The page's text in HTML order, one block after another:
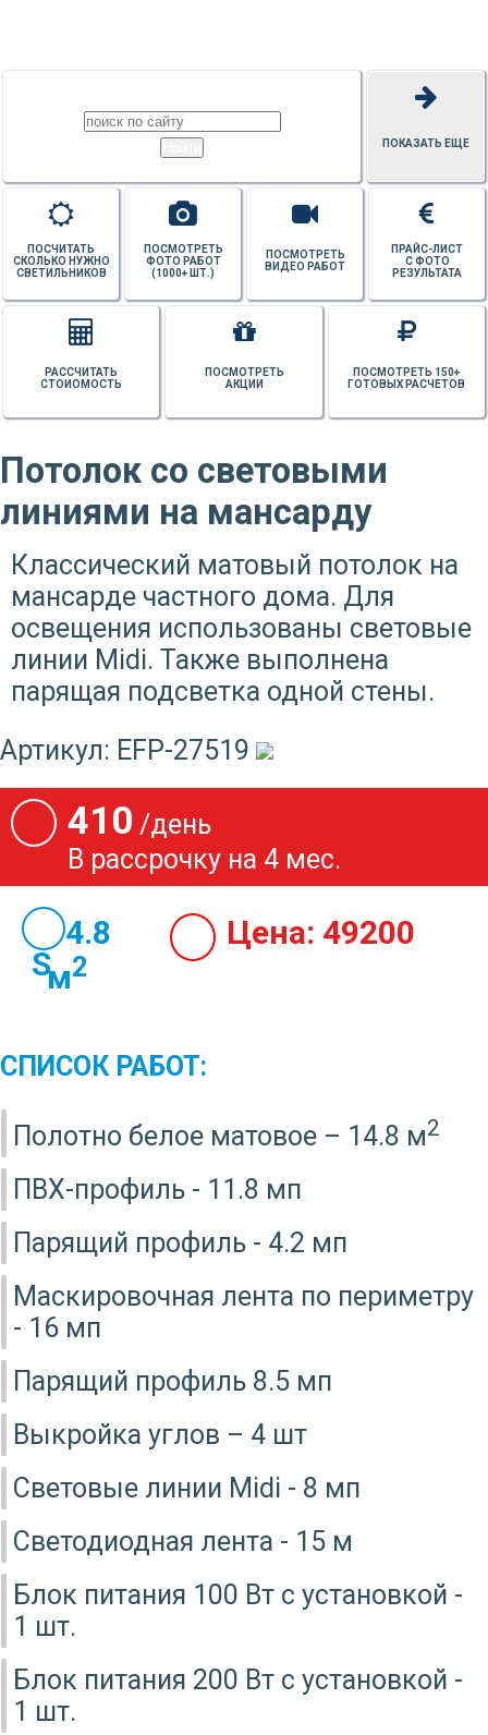
ПОКАЗАТЬ ЕЩЕ
ПРАЙС-ЛИСТ
С ФОТО
РЕЗУЛЬТАТА
ПОСМОТРЕТЬ
ВИДЕО РАБОТ
ПОСМОТРЕТЬ
ФОТО РАБОТ
(1000+ ШТ.)
ПОСЧИТАТЬ
СКОЛЬКО НУЖНО
СВЕТИЛЬНИКОВ
ПОСМОТРЕТЬ 150+
ГОТОВЫХ РАСЧЕТОВ
ПОСМОТРЕТЬ
АКЦИИ
РАССЧИТАТЬ
СТОИОМОСТЬ
Потолок со световыми
линиями на мансарду
Классический матовый потолок на
мансарде частного дома. Для
освещения использованы световые
линии Midi. Также выполнена
парящая подсветка одной стены.
Артикул: EFP-27519
410 /день
В рассрочку на 4 мес.
14.8
м2
Цена: 49200
СПИСОК РАБОТ:
Полотно белое матовое – 14.8 м2
ПВХ-профиль - 11.8 мп
Парящий профиль - 4.2 мп
Маскировочная лента по периметру
- 16 мп
Парящий профиль 8.5 мп
Выкройка углов – 4 шт
Световые линии Midi - 8 мп
Светодиодная лента - 15 м
Блок питания 100 Вт с установкой -
1 шт.
Блок питания 200 Вт с установкой -
1 шт.